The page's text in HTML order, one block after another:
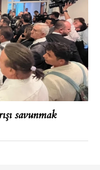
savunmak